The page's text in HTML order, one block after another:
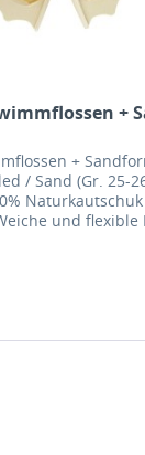
+
+
/ Sand (Gr. 25-
und flexible